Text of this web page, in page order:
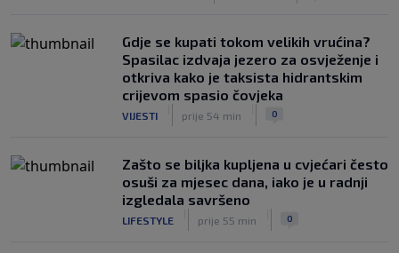
Gdje se kupati tokom velikih vrućina?
Spasilac izdvaja jezero za osvježenje i
otkriva kako je taksista hidrantskim
crijevom spasio čovjeka
VIJESTI prije 54 min 0
Zašto se biljka kupljena u cvjećari često
osuši za mjesec dana, iako je u radnji
izgledala savršeno
LIFESTYLE prije 55 min 0